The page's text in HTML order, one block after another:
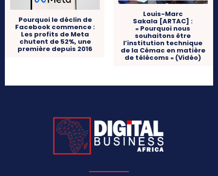
Pourquoi le déclin de
Facebook commence :
Les profits de Meta
chutent de 52%, une
première depuis 2016
Louis-Marc
Sakala [ARTAC] :
« Pourquoi nous
souhaitons être
l’institution technique
de la Cémac en matière
de télécoms » (Vidéo)